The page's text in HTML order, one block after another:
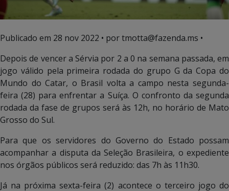
Publicado em 28 nov 2022 • por tmotta@fazenda.ms •
Depois de vencer a Sérvia por 2 a 0 na semana passada, em
jogo válido pela primeira rodada do grupo G da Copa do
Mundo do Catar, o Brasil volta a campo nesta segunda-
feira (28) para enfrentar a Suíça. O confronto da segunda
rodada da fase de grupos será às 12h, no horário de Mato
Grosso do Sul.
Para que os servidores do Governo do Estado possam
acompanhar a disputa da Seleção Brasileira, o expediente
nos órgãos públicos será reduzido: das 7h às 11h30.
Já na próxima sexta-feira (2) acontece o terceiro jogo do